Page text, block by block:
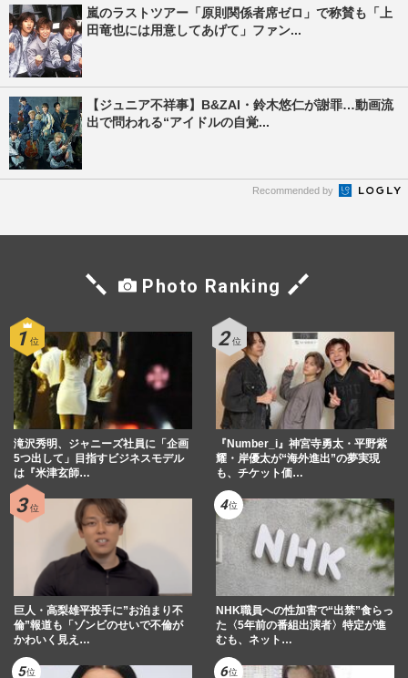
嵐のラストツアー「原則関係者席ゼロ」で称賛も「上
田竜也には用意してあげて」ファン...
【ジュニア不祥事】B&ZAI・鈴木悠仁が謝罪…動画流
出で問われる“アイドルの自覚...
Recommended by
Photo Ranking
滝沢秀明、ジャニーズ社員に「企画
5つ出して」目指すビジネスモデル
は『米津玄師…
『Number_i』神宮寺勇太・平野紫
耀・岸優太が“海外進出”の夢実現
も、チケット価…
巨人・高梨雄平投手に”お泊まり不
倫”報道も「ゾンビのせいで不倫が
かわいく見え…
NHK職員への性加害で“出禁”食らっ
た〈5年前の番組出演者〉特定が進
むも、ネット…